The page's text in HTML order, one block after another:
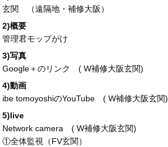
玄関 （遠隔地・補修大阪）
2)概要
管理君モップがけ
3)写真
Google＋のリンク ( W補修大阪玄関)
4)動画
ibe tomoyoshiのYouTube ( W補修大阪玄関)
5)live
Network camera ( W補修大阪玄関)
①全体監視（FV玄関）